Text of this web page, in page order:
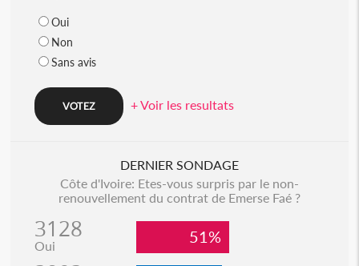
Oui
Non
Sans avis
+ Voir les resultats
DERNIER SONDAGE
Côte d'Ivoire: Etes-vous surpris par le non-
renouvellement du contrat de Emerse Faé ?
3128
Oui 51%